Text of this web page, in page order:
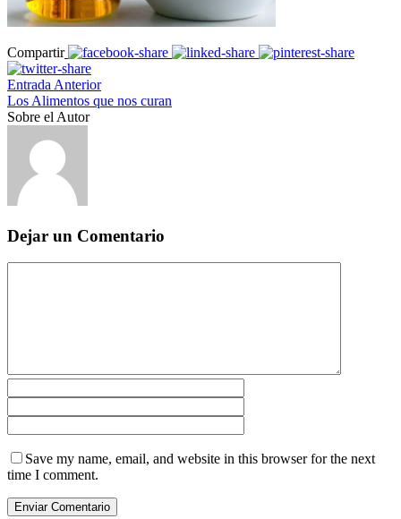
Compartir
Entrada Anterior
Los Alimentos que nos curan
Sobre el Autor
Dejar un Comentario
Save my name, email, and website in this browser for the next
time I comment.